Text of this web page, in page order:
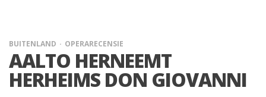
BUITENLAND OPERARECENSIE
AALTO HERNEEMT
HERHEIMS DON GIOVANNI